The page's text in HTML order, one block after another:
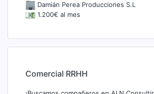
Damián Perea Producciones S.L
1.200€ al mes
Comercial RRHH